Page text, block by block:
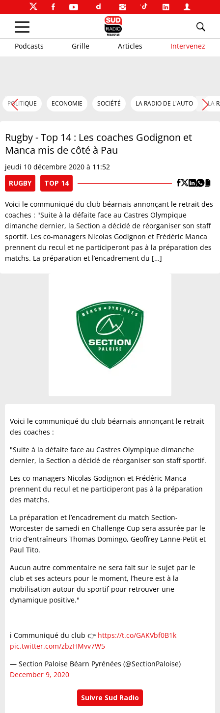
Podcasts Grille Articles Intervenez
POLITIQUE ECONOMIE SOCIÉTÉ LA RADIO DE L'AUTO LA
Rugby - Top 14 : Les coaches Godignon et
Manca mis de côté à Pau
jeudi 10 décembre 2020 à 11:52
RUGBY
TOP 14
Voici le communiqué du club béarnais annonçant le retrait des
coaches : "Suite à la défaite face au Castres Olympique
dimanche dernier, la Section a décidé de réorganiser son staff
sportif. Les co-managers Nicolas Godignon et Frédéric Manca
prennent du recul et ne participeront pas à la préparation des
matchs. La préparation et l’encadrement du […]
Voici le communiqué du club béarnais annonçant le retrait
des coaches :
"Suite à la défaite face au Castres Olympique dimanche
dernier, la Section a décidé de réorganiser son staff sportif.
Les co-managers Nicolas Godignon et Frédéric Manca
prennent du recul et ne participeront pas à la préparation
des matchs.
La préparation et l’encadrement du match Section-
Worcester de samedi en Challenge Cup sera assurée par le
trio d’entraîneurs Thomas Domingo, Geoffrey Lanne-Petit et
Paul Tito.
Aucun autre commentaire ne sera fait sur le sujet par le
club et ses acteurs pour le moment, l’heure est à la
mobilisation autour du sportif pour retrouver une
dynamique positive."
ℹ️ Communiqué du club 👉 https://t.co/GAKVbf0B1k
pic.twitter.com/zbzHMvv7W5
— Section Paloise Béarn Pyrénées (@SectionPaloise)
December 9, 2020
Suivre Sud Radio